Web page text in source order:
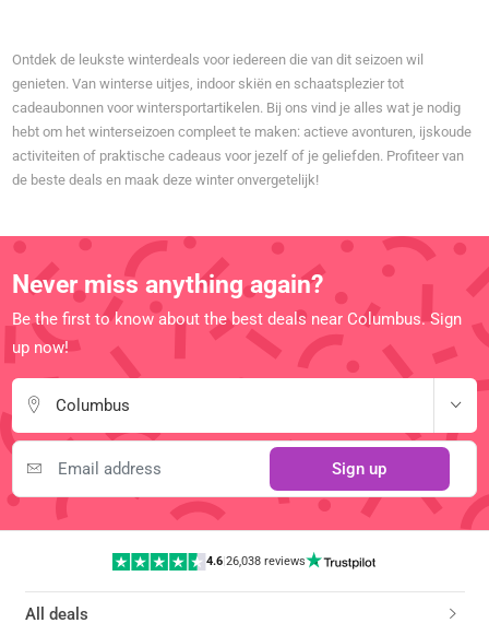
Ontdek de leukste winterdeals voor iedereen die van dit seizoen wil
genieten. Van winterse uitjes, indoor skiën en schaatsplezier tot
cadeaubonnen voor wintersportartikelen. Bij ons vind je alles wat je nodig
hebt om het winterseizoen compleet te maken: actieve avonturen, ijskoude
activiteiten of praktische cadeaus voor jezelf of je geliefden. Profiteer van
de beste deals en maak deze winter onvergetelijk!
Never miss anything again?
Be the first to know about the best deals near Columbus. Sign
up now!
Columbus
Sign up
4.6| 26,038 reviews
All deals